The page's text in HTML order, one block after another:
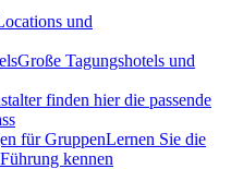
und
Große Tagungshotels und
finden hier die passende
für GruppenLernen Sie die
kennen